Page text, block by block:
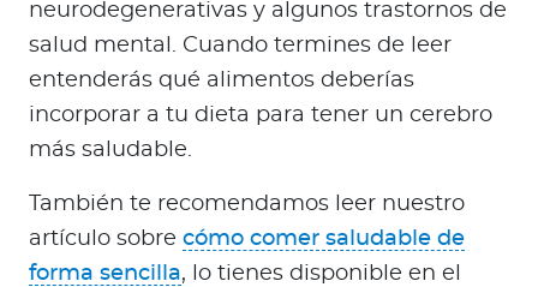
u
d
Para Clientes
Para Agentes
neurodegenerativas y algunos trastornos de
salud mental. Cuando termines de leer
entenderás qué alimentos deberías
incorporar a tu dieta para tener un cerebro
más saludable.
También te recomendamos leer nuestro
artículo sobre cómo comer saludable de
forma sencilla, lo tienes disponible en el